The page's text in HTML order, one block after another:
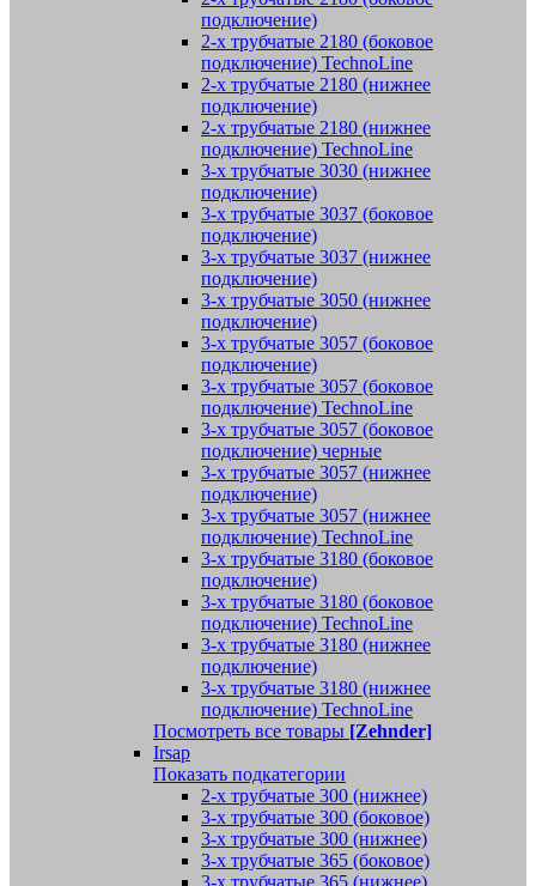
подключение)
2-х трубчатые 2180 (боковое
подключение) TechnoLine
2-х трубчатые 2180 (нижнее
подключение)
2-х трубчатые 2180 (нижнее
подключение) TechnoLine
3-х трубчатые 3030 (нижнее
подключение)
3-х трубчатые 3037 (боковое
подключение)
3-х трубчатые 3037 (нижнее
подключение)
3-х трубчатые 3050 (нижнее
подключение)
3-х трубчатые 3057 (боковое
подключение)
3-х трубчатые 3057 (боковое
подключение) TechnoLine
3-х трубчатые 3057 (боковое
подключение) черные
3-х трубчатые 3057 (нижнее
подключение)
3-х трубчатые 3057 (нижнее
подключение) TechnoLine
3-х трубчатые 3180 (боковое
подключение)
3-х трубчатые 3180 (боковое
подключение) TechnoLine
3-х трубчатые 3180 (нижнее
подключение)
3-х трубчатые 3180 (нижнее
подключение) TechnoLine
Посмотреть все товары [Zehnder]
Irsap
Показать подкатегории
2-х трубчатые 300 (нижнее)
3-х трубчатые 300 (боковое)
3-х трубчатые 300 (нижнее)
3-х трубчатые 365 (боковое)
3-х трубчатые 365 (нижнее)